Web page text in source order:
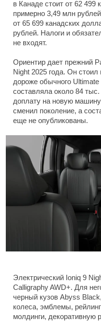
в Канаде стоит от 62
примерно 3,49 млн
от 65 699 канадских
рублей. Налоги и
не входят.
Ориентир дает прежний
Night 2025 года. Он
дороже обычного
составляла около 84
доплату на новую
сменил поколение, а
еще не опубликованы.
Электрический Ioniq 9
Calligraphy AWD+. Для
черный кузов Abyss
колеса, эмблемы,
молдинги,